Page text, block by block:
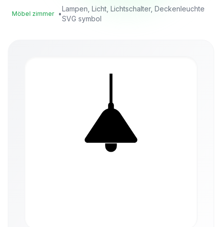
Möbel zimmer •
Lampen, Licht, Lichtschalter, Deckenleuchte
SVG symbol